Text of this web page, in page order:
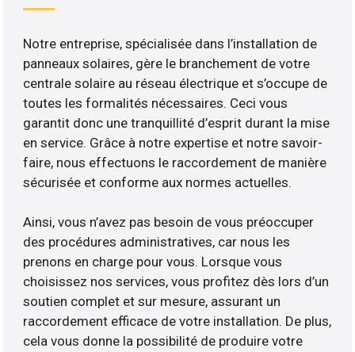
Notre entreprise, spécialisée dans l’installation de
panneaux solaires, gère le branchement de votre
centrale solaire au réseau électrique et s’occupe de
toutes les formalités nécessaires. Ceci vous
garantit donc une tranquillité d’esprit durant la mise
en service. Grâce à notre expertise et notre savoir-
faire, nous effectuons le raccordement de manière
sécurisée et conforme aux normes actuelles.
Ainsi, vous n’avez pas besoin de vous préoccuper
des procédures administratives, car nous les
prenons en charge pour vous. Lorsque vous
choisissez nos services, vous profitez dès lors d’un
soutien complet et sur mesure, assurant un
raccordement efficace de votre installation. De plus,
cela vous donne la possibilité de produire votre